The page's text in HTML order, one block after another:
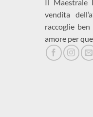
Il Maestrale
vendita
raccoglie
amore per